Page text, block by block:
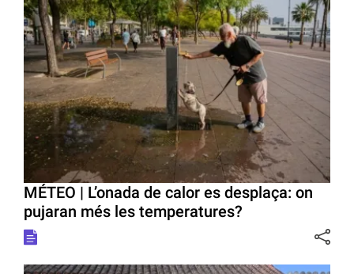
MÉTEO | L’onada de calor es desplaça: on
pujaran més les temperatures?